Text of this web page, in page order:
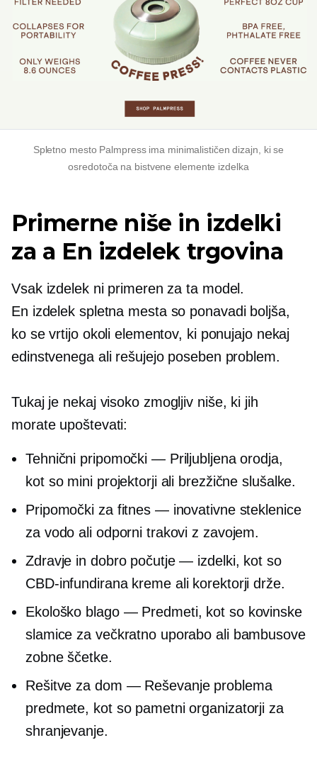
Spletno mesto Palmpress ima minimalističen dizajn, ki se
osredotoča na bistvene elemente izdelka
Primerne niše in izdelki
za a En izdelek trgovina
Vsak izdelek ni primeren za ta model.
En izdelek spletna mesta so ponavadi boljša,
ko se vrtijo okoli elementov, ki ponujajo nekaj
edinstvenega ali rešujejo poseben problem.
Tukaj je nekaj visoko zmogljiv niše, ki jih
morate upoštevati:
Tehnični pripomočki — Priljubljena orodja,
kot so mini projektorji ali brezžične slušalke.
Pripomočki za fitnes — inovativne steklenice
za vodo ali odporni trakovi z zavojem.
Zdravje in dobro počutje — izdelki, kot so
CBD-infundiranakreme ali korektorji drže.
Ekološko blago — Predmeti, kot so kovinske
slamice za večkratno uporabo ali bambusove
zobne ščetke.
Rešitve za dom — Reševanje problema
predmete, kot so pametni organizatorji za
shranjevanje.